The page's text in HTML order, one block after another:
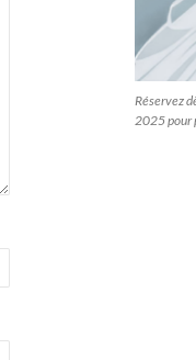
Réservez
2025 pour